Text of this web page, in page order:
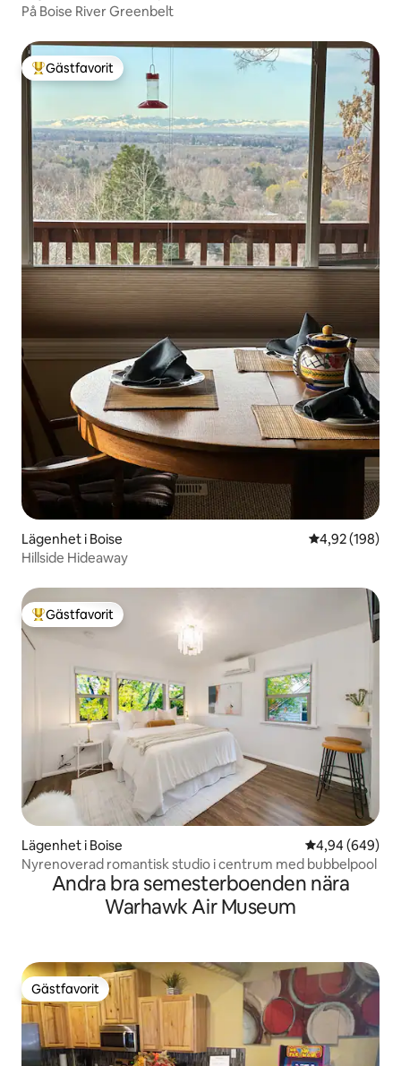
På Boise River Greenbelt
Populär gästfavorit
Gästfavorit
Lägenhet i Boise 4,92 av 5 i
4,92 (198)
Hillside Hideaway
Populär gästfavorit
Gästfavorit
Lägenhet i Boise 4,94 av 5 i
4,94 (649)
Nyrenoverad romantisk studio i centrum med bubbelpool
Andra bra semesterboenden nära
Warhawk Air Museum
Gästfavorit
Gästfavorit